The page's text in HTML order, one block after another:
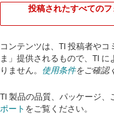
投稿されたすべての
コンテンツは、TI 投稿者や
ま」提供されるもので、TI
りません。 使用条件をご確認
TI 製品の品質、パッケージ、
ポート をご覧ください。​​​​​​​​​​​​​​